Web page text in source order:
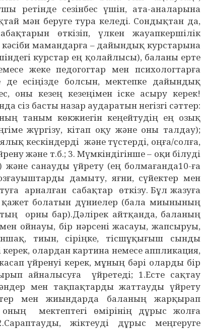
ретінде сезінбес үшін, ата-аналарына
мән беруге тура келеді. Сондықтан да,
өткізіп, үлкен жауапкершілік
мамандарға – дайындық курстарына
курстар ең қолайлысы), баланы ерте
жеке педогогтар мен психологтарға
есіңізде болсын, мектепке дайындық
оны кезең кезеңімен іске асыру керек!
сіз басты назар аударатын негізгі сәттер:
таным көкжиегін кеңейтудің ең озық
жүргізу, кітап оқу және оны талдау);
кескіндерді және түстерді, оңға/солға,
және т.б.; 3. Мүмкіндігінше – оқи білуді
санауды үйрету (ең болмағанда10-ға
дамыту, яғни, сүйектер мен
арналған сабақтар өткізу. Бұл жазуға
қажет болатын дүниелер (бала миынының
орны бар).Дәлірек айтқанда, баланың
ойнауы, бір нәрсені жасауы, жапсыруы,
тиын, сіріңке, тісшұқығыш сынды
олардан картина немесе аппликация,
үйренуі керек, мұның бәрі оларды бір
айналысуға үйретеді; 1.Есте сақтау
мен тақпақтарды жаттауды үйрету
мен жиындарда баланың жарқырап
оның мектептегі өмірінің дұрыс жолға
жіктеуді дұрыс меңгеруге